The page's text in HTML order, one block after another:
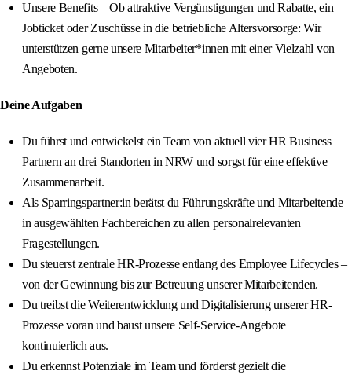
Unsere Benefits – Ob attraktive Vergünstigungen und Rabatte, ein
Jobticket oder Zuschüsse in die betriebliche Altersvorsorge: Wir
unterstützen gerne unsere Mitarbeiter*innen mit einer Vielzahl von
Angeboten.
Deine Aufgaben
Du führst und entwickelst ein Team von aktuell vier HR Business
Partnern an drei Standorten in NRW und sorgst für eine effektive
Zusammenarbeit.
Als Sparringspartner:in berätst du Führungskräfte und Mitarbeitende
in ausgewählten Fachbereichen zu allen personalrelevanten
Fragestellungen.
Du steuerst zentrale HR-Prozesse entlang des Employee Lifecycles –
von der Gewinnung bis zur Betreuung unserer Mitarbeitenden.
Du treibst die Weiterentwicklung und Digitalisierung unserer HR-
Prozesse voran und baust unsere Self-Service-Angebote
kontinuierlich aus.
Du erkennst Potenziale im Team und förderst gezielt die